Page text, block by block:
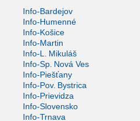
Info-Bardejov
Info-Humenné
Info-Košice
Info-Martin
Info-L. Mikuláš
Info-Sp. Nová Ves
Info-Piešťany
Info-Pov. Bystrica
Info-Prievidza
Info-Slovensko
Info-Trnava